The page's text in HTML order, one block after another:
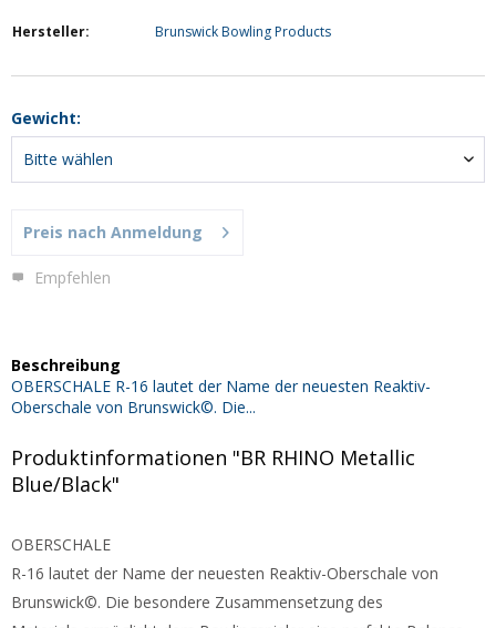
Hersteller: Brunswick Bowling Products
Gewicht:
Preis nach Anmeldung
Empfehlen
Beschreibung
OBERSCHALE R-16 lautet der Name der neuesten Reaktiv-
Oberschale von Brunswick©. Die...
Produktinformationen "BR RHINO Metallic
Blue/Black"
OBERSCHALE
R-16 lautet der Name der neuesten Reaktiv-Oberschale von
Brunswick©. Die besondere Zusammensetzung des